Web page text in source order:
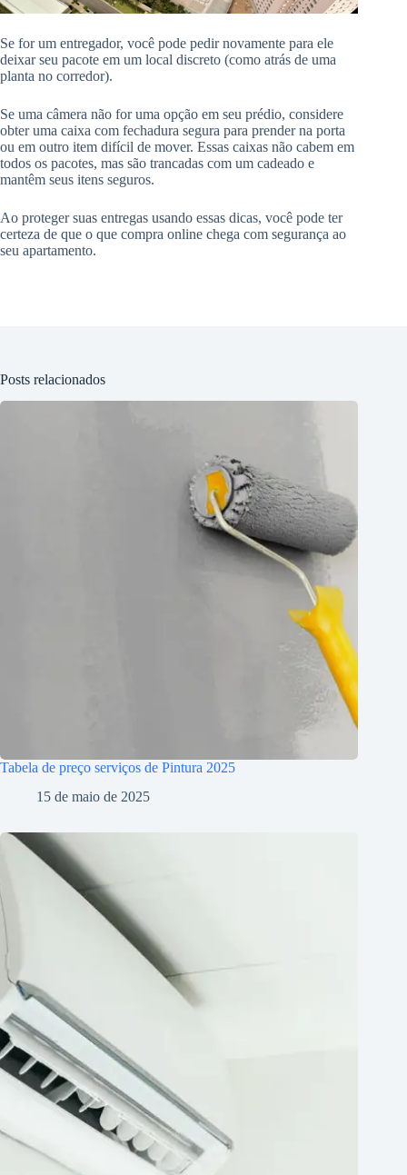
Se for um entregador, você pode pedir novamente para ele
deixar seu pacote em um local discreto (como atrás de uma
planta no corredor).
Se uma câmera não for uma opção em seu prédio, considere
obter uma caixa com fechadura segura para prender na porta
ou em outro item difícil de mover. Essas caixas não cabem em
todos os pacotes, mas são trancadas com um cadeado e
mantêm seus itens seguros.
Ao proteger suas entregas usando essas dicas, você pode ter
certeza de que o que compra online chega com segurança ao
seu apartamento.
Posts relacionados
Tabela de preço serviços de Pintura 2025
15 de maio de 2025